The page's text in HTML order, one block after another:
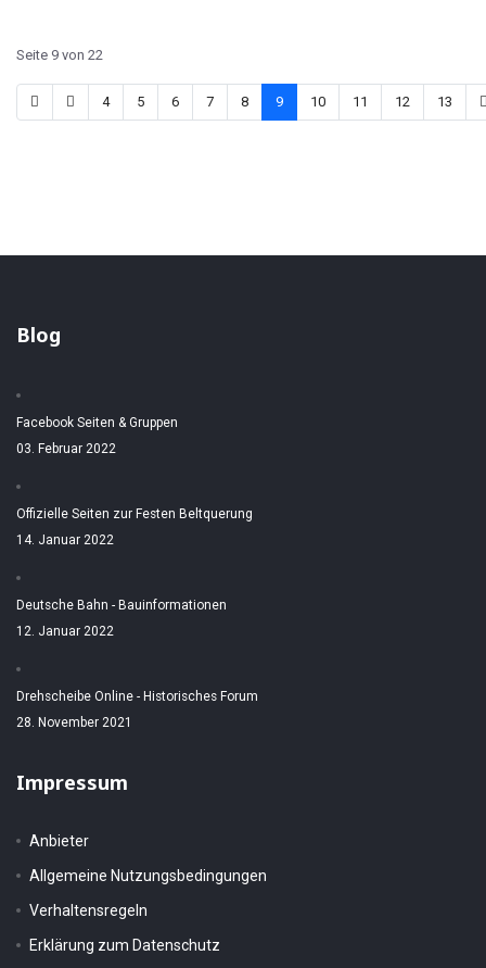
Seite 9 von 22
4 5 6 7 8 9 10 11 12 13
Blog
Facebook Seiten & Gruppen
03. Februar 2022
Offizielle Seiten zur Festen Beltquerung
14. Januar 2022
Deutsche Bahn - Bauinformationen
12. Januar 2022
Drehscheibe Online - Historisches Forum
28. November 2021
Impressum
Anbieter
Allgemeine Nutzungsbedingungen
Verhaltensregeln
Erklärung zum Datenschutz